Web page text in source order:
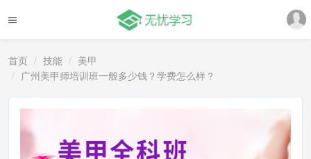
首页 技能
美甲
广州美甲师培训班一般多少钱？学费怎么样？